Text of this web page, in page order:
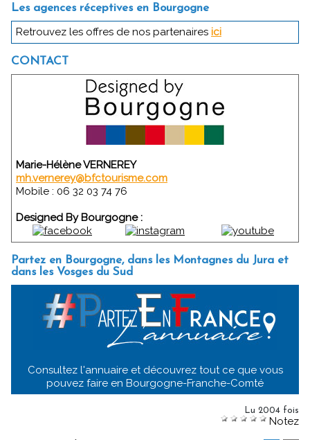
Les agences réceptives en Bourgogne
Retrouvez les offres de nos partenaires ici
CONTACT
Marie-Hélène VERNEREY
mh.vernerey@bfctourisme.com
Mobile : 06 32 03 74 76
Designed By Bourgogne :
Partez en Bourgogne, dans les Montagnes du Jura et
dans les Vosges du Sud
Consultez l'annuaire et découvrez tout ce que vous
pouvez faire en Bourgogne-Franche-Comté
Lu 2004 fois
Notez